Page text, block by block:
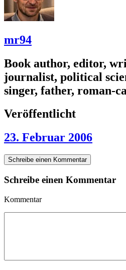
mr94
Book author, editor,
journalist, political
singer, father, roman-
Veröffentlicht
23. Februar 2006
Schreibe einen Kommentar
Schreibe einen Kommentar
Kommentar